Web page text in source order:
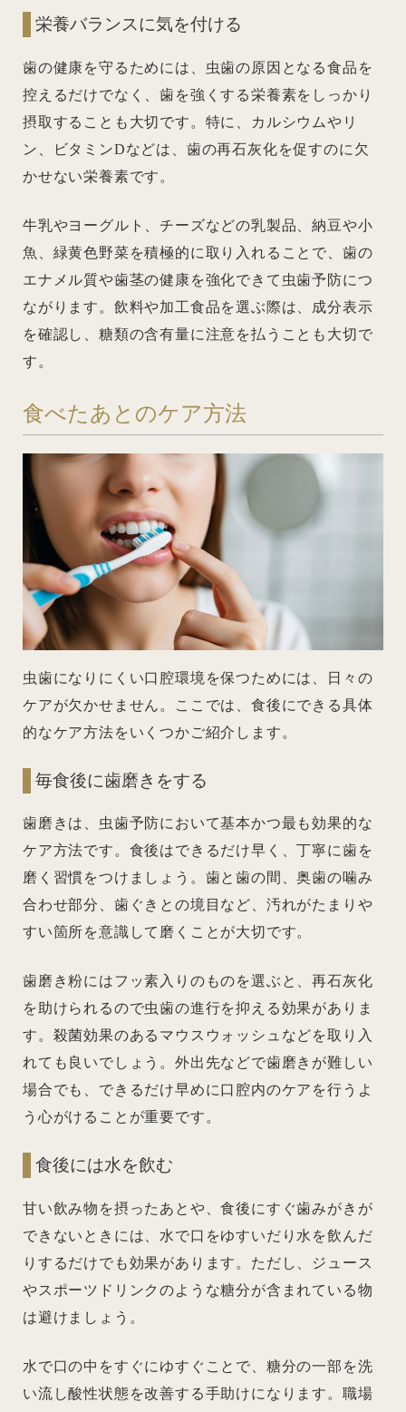
栄養バランスに気を付ける
歯の健康を守るためには、虫歯の原因となる食品を
控えるだけでなく、歯を強くする栄養素をしっかり
摂取することも大切です。特に、カルシウムやリ
ン、ビタミンDなどは、歯の再石灰化を促すのに欠
かせない栄養素です。
牛乳やヨーグルト、チーズなどの乳製品、納豆や小
魚、緑黄色野菜を積極的に取り入れることで、歯の
エナメル質や歯茎の健康を強化できて虫歯予防につ
ながります。飲料や加工食品を選ぶ際は、成分表示
を確認し、糖類の含有量に注意を払うことも大切で
す。
食べたあとのケア方法
虫歯になりにくい口腔環境を保つためには、日々の
ケアが欠かせません。ここでは、食後にできる具体
的なケア方法をいくつかご紹介します。
毎食後に歯磨きをする
歯磨きは、虫歯予防において基本かつ最も効果的な
ケア方法です。食後はできるだけ早く、丁寧に歯を
磨く習慣をつけましょう。歯と歯の間、奥歯の噛み
合わせ部分、歯ぐきとの境目など、汚れがたまりや
すい箇所を意識して磨くことが大切です。
歯磨き粉にはフッ素入りのものを選ぶと、再石灰化
を助けられるので虫歯の進行を抑える効果がありま
す。殺菌効果のあるマウスウォッシュなどを取り入
れても良いでしょう。外出先などで歯磨きが難しい
場合でも、できるだけ早めに口腔内のケアを行うよ
う心がけることが重要です。
食後には水を飲む
甘い飲み物を摂ったあとや、食後にすぐ歯みがきが
できないときには、水で口をゆすいだり水を飲んだ
りするだけでも効果があります。ただし、ジュース
やスポーツドリンクのような糖分が含まれている物
は避けましょう。
水で口の中をすぐにゆすぐことで、糖分の一部を洗
い流し酸性状態を改善する手助けになります。職場